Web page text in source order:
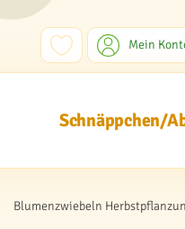
Mein
Schnäppchen/
Blumenzwiebeln